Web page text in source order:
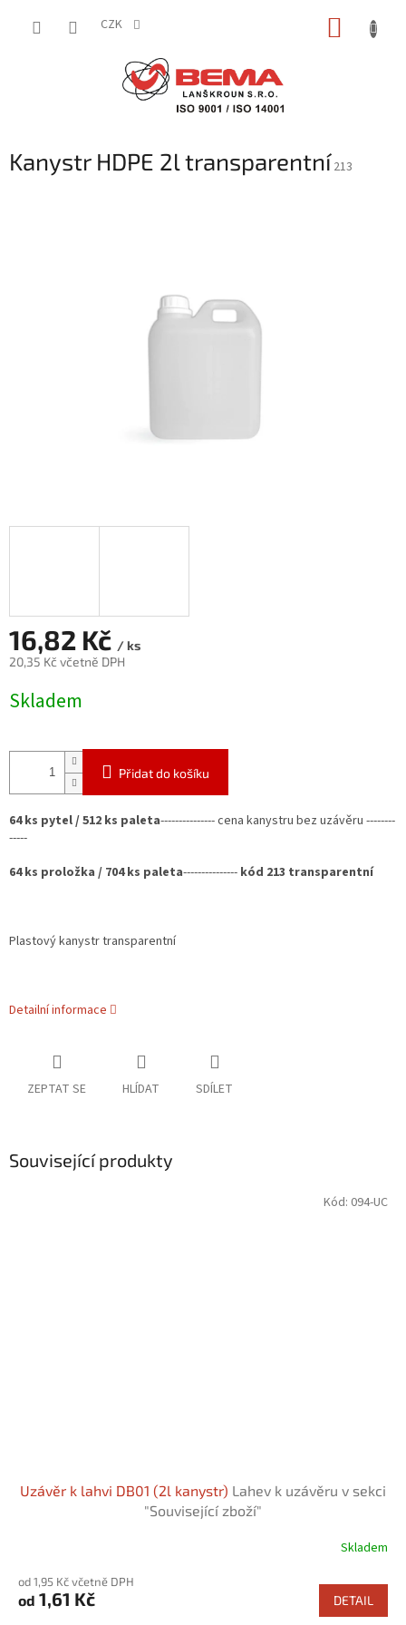
CZK
Kanystr HDPE 2l transparentní 213
16,82 Kč / ks
20,35 Kč včetně DPH
cena:
Skladem
Přidat do košíku
64 ks pytel / 512 ks paleta--------------- cena kanystru bez uzávěru --------
-----
64 ks proložka / 704 ks paleta--------------- kód 213 transparentní
Plastový kanystr transparentní
Detailní informace
ZEPTAT SE HLÍDAT SDÍLET
Související produkty
Uzávěr k lahvi DB01 (2l kanystr) Lahev k uzávěru v sekci
"Související zboží"
Skladem
od 1,95 Kč včetně DPH
od 1,61 Kč DETAIL
Kód: 094-UC